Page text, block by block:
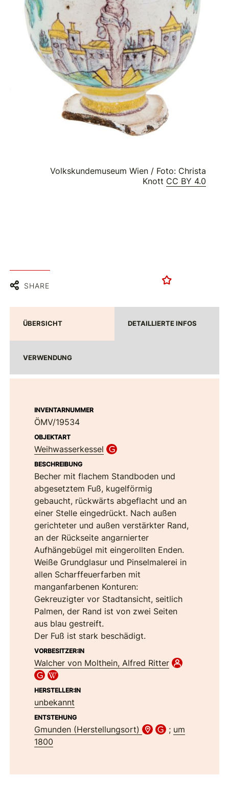
Volkskundemuseum Wien / Foto: Christa
Knott CC BY 4.0
SHARE
ÜBERSICHT DETAILLIERTE INFOS
VERWENDUNG
INVENTARNUMMER
ÖMV/19534
OBJEKTART
Weihwasserkessel
BESCHREIBUNG
Becher mit flachem Standboden und
abgesetztem Fuß, kugelförmig
gebaucht, rückwärts abgeflacht und an
einer Stelle eingedrückt. Nach außen
gerichteter und außen verstärkter Rand,
an der Rückseite angarnierter
Aufhängebügel mit eingerollten Enden.
Weiße Grundglasur und Pinselmalerei in
allen Scharffeuerfarben mit
manganfarbenen Konturen:
Gekreuzigter vor Stadtansicht, seitlich
Palmen, der Rand ist von zwei Seiten
aus blau gestreift.
Der Fuß ist stark beschädigt.
VORBESITZER:IN
Walcher von Molthein, Alfred Ritter
HERSTELLER:IN
unbekannt
ENTSTEHUNG
Gmunden (Herstellungsort) ; um
1800